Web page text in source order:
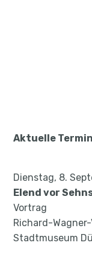
Aktuelle
Dienstag, 8.
Elend vor
Vortrag
Richard-
Stadtmuseum